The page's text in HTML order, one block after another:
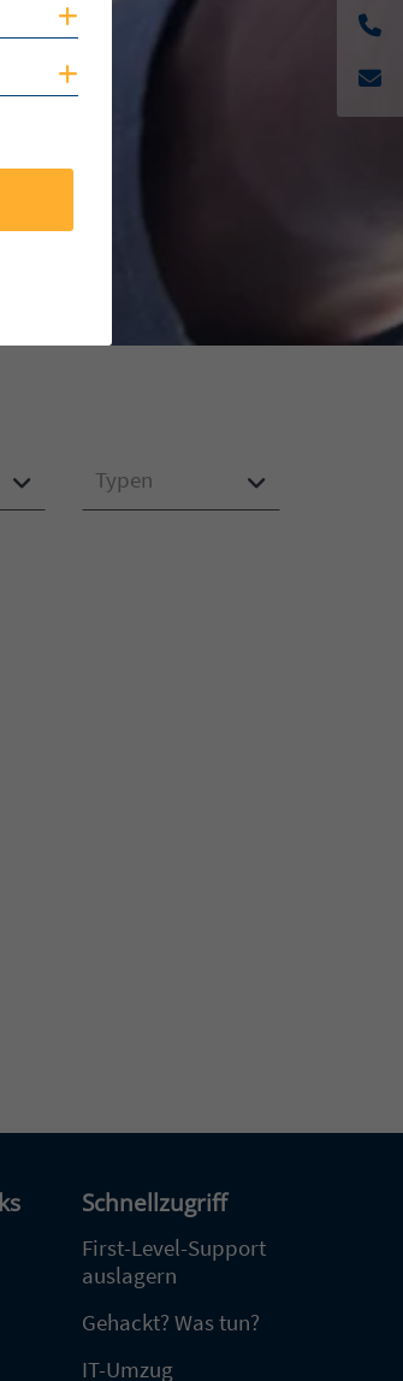
Typen
Schnellzugriff
First-Level-Support
auslagern
Gehackt? Was tun?
IT-Umzug
Cookies anzeigen